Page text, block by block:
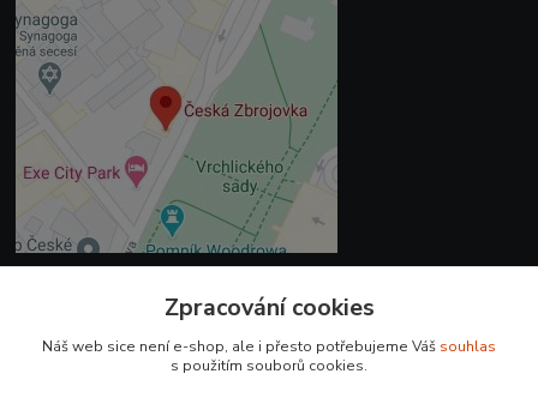
+420 225 375 800
Zpracování cookies
Náš web sice není e-shop, ale i přesto potřebujeme Váš souhlas
s použitím souborů cookies.